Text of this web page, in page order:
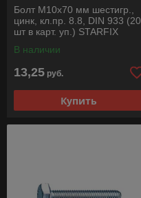
Болт М10х70 мм шестигр.,
цинк, кл.пр. 8.8, DIN 933 (20
шт в карт. уп.) STARFIX
В наличии
13,25 руб.
Купить